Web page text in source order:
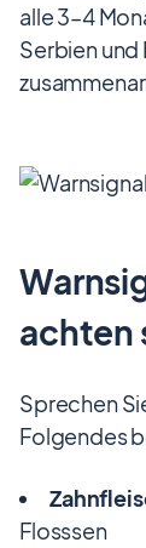
alle 3–4
Serbien und
achten
Sprechen
Folgendes
Flosssen